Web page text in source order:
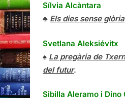
Sílvia Alcàntara
♣ Els dies sense glòria
Svetlana Aleksiévitx
♠ La pregària de
del futur.
Sibilla Aleramo i Dino